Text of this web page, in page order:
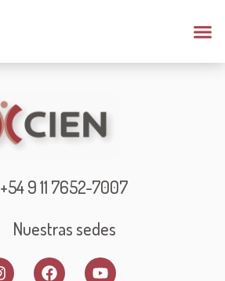
+54 9 11 7652-7007
Nuestras sedes